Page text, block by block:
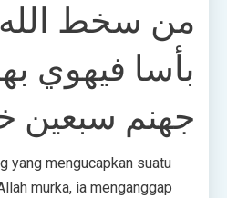
من سخط الله
بأسا فيهوي
جهنم سبعين
yang mengucapkan suatu
murka, ia menganggap